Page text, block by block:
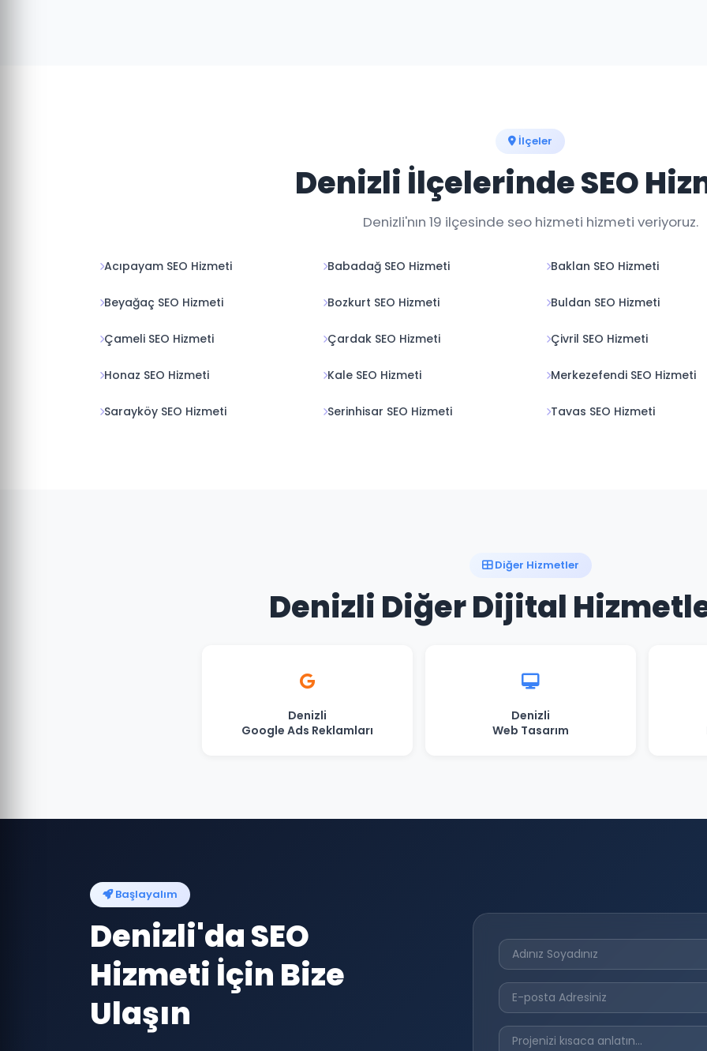
İlçeler
Denizli İlçelerinde SEO
Denizli'nın 19 ilçesinde seo hizmeti hizmeti veriyoruz.
Acıpayam SEO Hizmeti Babadağ SEO Hizmeti Baklan SEO Hizmeti
Beyağaç SEO Hizmeti Bozkurt SEO Hizmeti Buldan SEO Hizmeti
Çameli SEO Hizmeti Çardak SEO Hizmeti Çivril SEO Hizmeti
Honaz SEO Hizmeti Kale SEO Hizmeti Merkezefendi SEO Hizmeti
Sarayköy SEO Hizmeti Serinhisar SEO Hizmeti Tavas SEO Hizmeti
Diğer Hizmetler
Denizli Diğer Dijital
Denizli
Google Ads Reklamları
Denizli
Web Tasarım
Başlayalım
Denizli'da SEO
Hizmeti İçin Bize
Ulaşın